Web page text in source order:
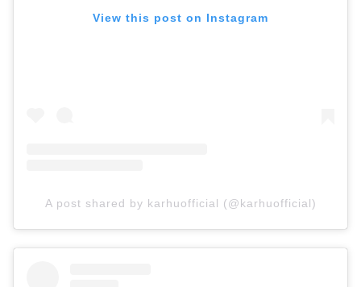
View this post on Instagram
A post shared by karhuofficial (@karhuofficial)